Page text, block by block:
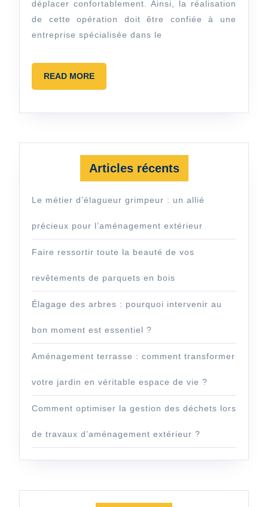
pavage ?
déplacer confortablement. Ainsi, la réalisation
de cette opération doit être confiée à une
entreprise spécialisée dans le
READ MOREREAD
MORE
Articles récents
Le métier d’élagueur grimpeur : un allié
précieux pour l’aménagement extérieur
Faire ressortir toute la beauté de vos
revêtements de parquets en bois
Élagage des arbres : pourquoi intervenir au
bon moment est essentiel ?
Aménagement terrasse : comment transformer
votre jardin en véritable espace de vie ?
Comment optimiser la gestion des déchets lors
de travaux d’aménagement extérieur ?